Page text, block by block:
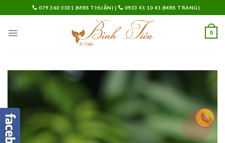
to
content
079 360 3031 (MRS THUẬN) | 0933 41 10 41 (MRS TRANG)
0